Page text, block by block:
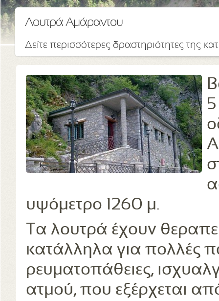
Λουτρά Αμάραντου
Δείτε περισσότερες δραστηριότητες της
υψόμετρο 1260 μ.
Τα λουτρά έχουν
κατάλληλα για πολλές
ρευματοπάθειες,
ατμού, που εξέρχεται